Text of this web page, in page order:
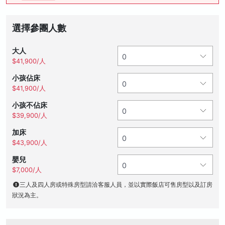
選擇參團人數
大人
$41,900/人
小孩佔床
$41,900/人
小孩不佔床
$39,900/人
加床
$43,900/人
嬰兒
$7,000/人
三人及四人房或特殊房型請洽客服人員，並以實際飯店可售房型以及訂房
狀況為主。